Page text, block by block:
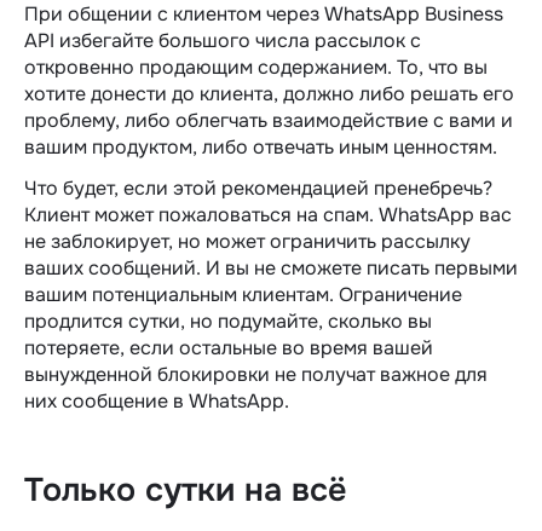
При общении с клиентом через WhatsApp Business
API избегайте большого числа рассылок с
откровенно продающим содержанием. То, что вы
хотите донести до клиента, должно либо решать его
проблему, либо облегчать взаимодействие с вами и
вашим продуктом, либо отвечать иным ценностям.
Что будет, если этой рекомендацией пренебречь?
Клиент может пожаловаться на спам. WhatsApp вас
не заблокирует, но может ограничить рассылку
ваших сообщений. И вы не сможете писать первыми
вашим потенциальным клиентам. Ограничение
продлится сутки, но подумайте, сколько вы
потеряете, если остальные во время вашей
вынужденной блокировки не получат важное для
них сообщение в WhatsApp.
Только сутки на всё